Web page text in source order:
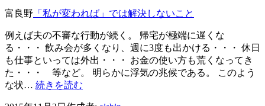
シ
ョ
ン
富良野 「私が変われば」では解決しないこと
例えば夫の不審な行動が続く。 帰宅が極端に遅くな
る・・・ 飲み会が多くなり、週に3度も出かける・・・ 休日
も仕事といっては外出・・・ お金の使い方も荒くなってき
た・・・ 等など。 明らかに浮気の兆候である。 このよう
な状… 続きを読む